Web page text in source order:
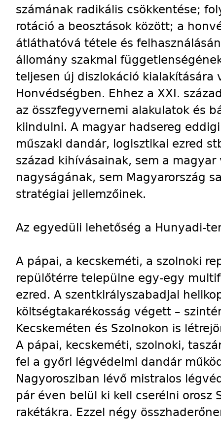
számának radikális csökkentése;
rotáció a beosztások között; a
átláthatóvá tétele és
állomány szakmai
teljesen új diszlokáció kialakítására
Honvédségben. Ehhez a XXI.
az összfegyvernemi alakulatok és
kiindulni. A magyar hadsereg
műszaki dandár, logisztikai ezred
század kihívásainak, sem a
nagyságának, sem Magyarország
stratégiai jellemzőinek.
Az egyedüli lehetőség a Hunyadi-
A pápai, a kecskeméti, a szolnoki
repülőtérre települne egy-egy
ezred. A szentkirályszabadjai
költségtakarékosság végett –
Kecskeméten és Szolnokon is
A pápai, kecskeméti, szolnoki,
fel a győri légvédelmi dandár
Nagyorosziban lévő mistralos
pár éven belül ki kell cserélni orosz
rakétákra. Ezzel négy